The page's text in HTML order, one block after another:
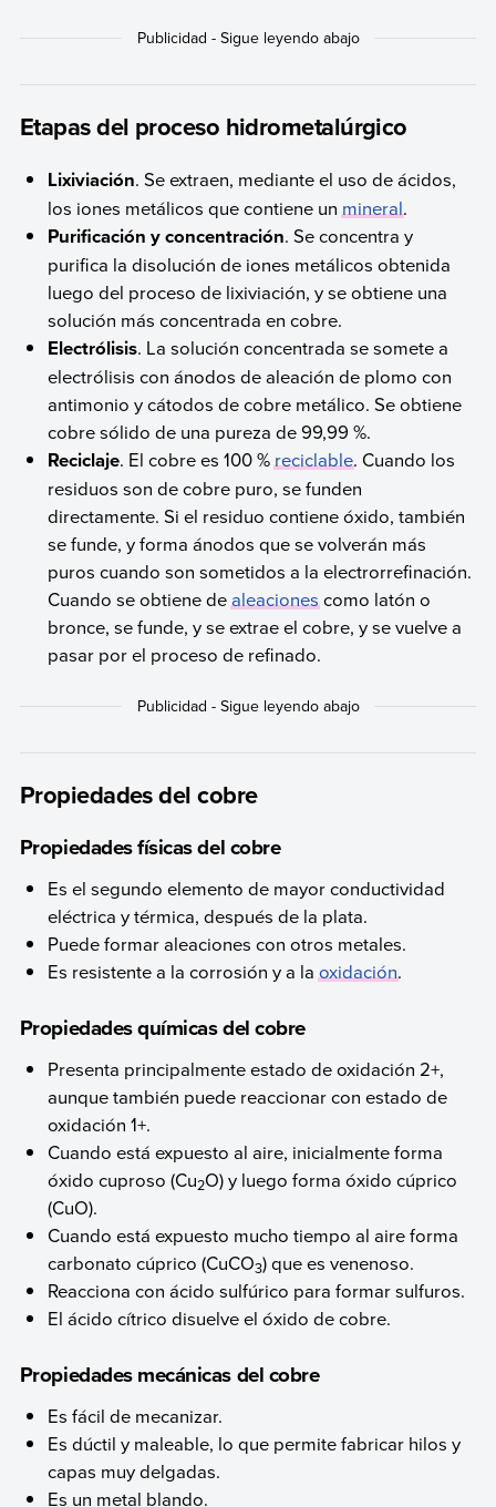
Etapas del proceso hidrometalúrgico
Lixiviación. Se extraen, mediante el uso de ácidos,
los iones metálicos que contiene unmineral.
Purificación y concentración. Se concentra y
purifica la disolución de iones metálicos obtenida
luego del proceso de lixiviación, y se obtiene una
solución más concentrada en cobre.
Electrólisis. La solución concentrada se somete a
electrólisis con ánodos de aleación de plomo con
antimonio y cátodos de cobre metálico. Se obtiene
cobre sólido de una pureza de 99,99 %.
Reciclaje. El cobre es 100 %reciclable. Cuando los
residuos son de cobre puro, se funden
directamente. Si el residuo contiene óxido, también
se funde, y forma ánodos que se volverán más
puros cuando son sometidos a la electrorrefinación.
Cuando se obtiene dealeacionescomo latón o
bronce, se funde, y se extrae el cobre, y se vuelve a
pasar por el proceso de refinado.
Propiedades del cobre
Propiedades físicas del cobre
Es el segundo elemento de mayor conductividad
eléctrica y térmica, después de la plata.
Puede formar aleaciones con otros metales.
Es resistente a la corrosión y a laoxidación.
Propiedades químicas del cobre
Presenta principalmente estado de oxidación 2+,
aunque también puede reaccionar con estado de
oxidación 1+.
Cuando está expuesto al aire, inicialmente forma
óxido cuproso (Cu2O) y luego forma óxido cúprico
(CuO).
Cuando está expuesto mucho tiempo al aire forma
carbonato cúprico (CuCO3) que es venenoso.
Reacciona con ácido sulfúrico para formar sulfuros.
El ácido cítrico disuelve el óxido de cobre.
Propiedades mecánicas del cobre
Es fácil de mecanizar.
Es dúctil y maleable, lo que permite fabricar hilos y
capas muy delgadas.
Es un metal blando.